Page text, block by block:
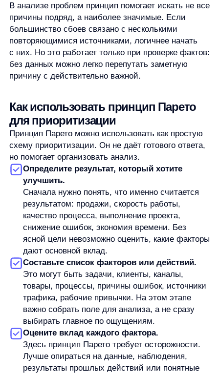
дальше.
Выделите факторы с максимальным
привычные дела, а те, которые действительно
меняют результат. Иногда это одна сложная
задача, которую долго откладывали. Иногда —
несколько клиентов, процессов или ошибок,
Перераспределите внимание и проверьте
Если найденные факторы действительно
важны, им стоит дать больше времени,
ресурсов или управленческого внимания.
Но после этого нужно проверить, меняется ли
результат. Принцип Парето помогает выбрать
гипотезу, но не доказывает её автоматически.
Такой подход особенно полезен, когда задач
слишком много. Он не предлагает делать меньше
просто ради меньшего объёма работы.
Он помогает точнее выбрать, что стоит делать
в первую очередь.
Когда правило 80/20 может ввести
в заблуждение